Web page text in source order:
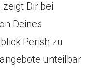
Dir bei
Deines
Perish zu
unteilbar